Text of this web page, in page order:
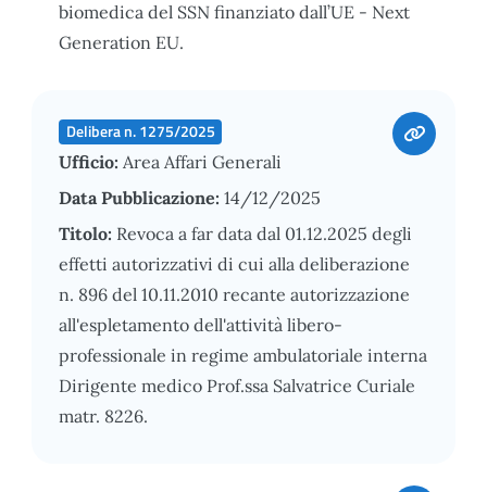
biomedica del SSN finanziato dall’UE - Next
Generation EU.
Delibera n. 1275/2025
Ufficio: Area Affari Generali
Data Pubblicazione: 14/12/2025
Titolo: Revoca a far data dal 01.12.2025 degli
effetti autorizzativi di cui alla deliberazione
n. 896 del 10.11.2010 recante autorizzazione
all'espletamento dell'attività libero-
professionale in regime ambulatoriale interna
Dirigente medico Prof.ssa Salvatrice Curiale
matr. 8226.